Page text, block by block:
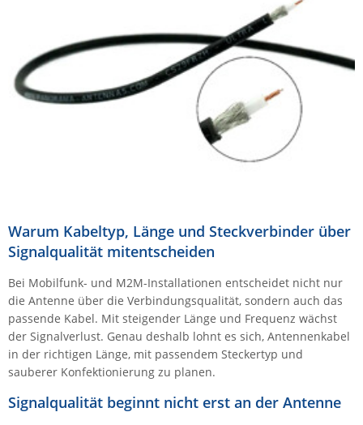
IP, WLAN & GSM Sensorik
Datenlogger
IoT - Internet of Things
Remote I/O
IPC, Industrielle Netzwerktechnik & WLAN
Industrielle Netzwerktechnik / Kommunikation
Industrielle Computer
Sonstige
CompleTech
Contemporary Controls
Digi
Gefen
Gude
Guntermann & Drunck
High Sec Labs
HW group
Icron
Ihse
Warum Kabeltyp, Länge und Steckverbinder über
Signalqualität mitentscheiden
Bei Mobilfunk- und M2M-Installationen entscheidet nicht nur
die Antenne über die Verbindungsqualität, sondern auch das
passende Kabel. Mit steigender Länge und Frequenz wächst
der Signalverlust. Genau deshalb lohnt es sich, Antennenkabel
in der richtigen Länge, mit passendem Steckertyp und
sauberer Konfektionierung zu planen.
Signalqualität beginnt nicht erst an der Antenne